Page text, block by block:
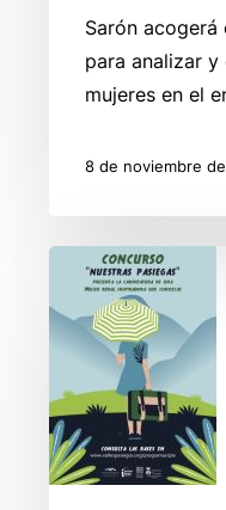
Sarón acogerá
para analizar
mujeres en el
8 de noviembre
Edición
del
Concurso
NUESTRAS
PASIEGAS